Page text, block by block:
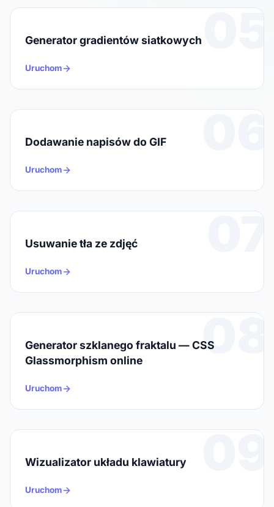
05
Generator gradientów siatkowych
Uruchom
06
Dodawanie napisów do GIF
Uruchom
07
Usuwanie tła ze zdjęć
Uruchom
08
Generator szklanego fraktalu — CSS
Glassmorphism online
Uruchom
09
Wizualizator układu klawiatury
Uruchom